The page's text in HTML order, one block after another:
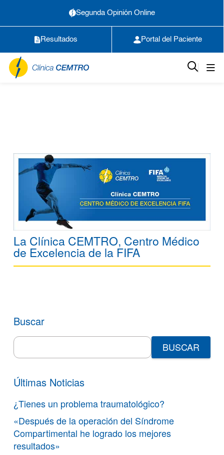
Segunda Opinión Online
Resultados Portal del Paciente
La Clínica CEMTRO, Centro Médico
de Excelencia de la FIFA
Buscar
Search
for:
Últimas Noticias
¿Tienes un problema traumatológico?
«Después de la operación del Síndrome
Compartimental he logrado los mejores
resultados»